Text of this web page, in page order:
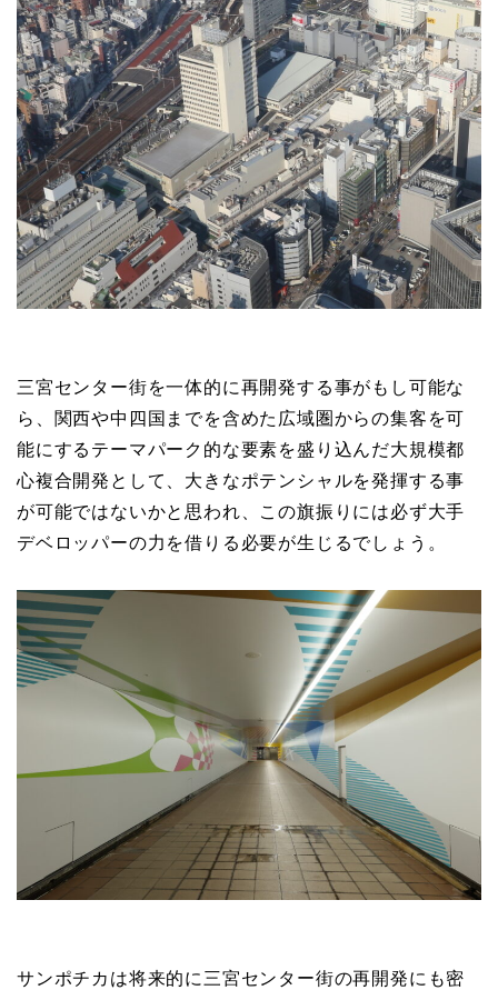
三宮センター街を一体的に再開発する事がもし可能な
ら、関西や中四国までを含めた広域圏からの集客を可
能にするテーマパーク的な要素を盛り込んだ大規模都
心複合開発として、大きなポテンシャルを発揮する事
が可能ではないかと思われ、この旗振りには必ず大手
デベロッパーの力を借りる必要が生じるでしょう。
サンポチカは将来的に三宮センター街の再開発にも密